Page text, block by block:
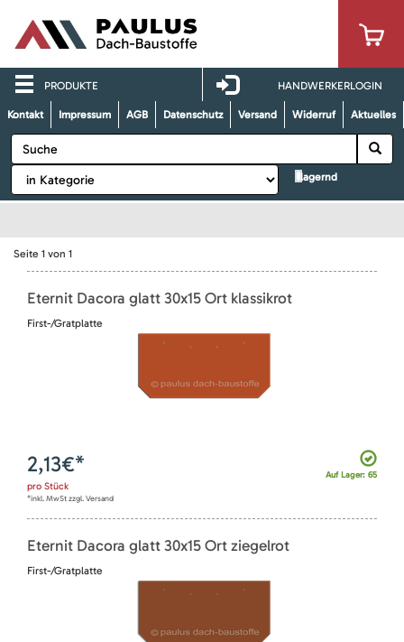
PRODUKTE HANDWERKERLOGIN
Kontakt Impressum AGB Datenschutz Versand Widerruf Aktuelles
lagernd
Seite 1 von 1
Eternit Dacora glatt 30x15 Ort klassikrot
First-/Gratplatte
Auf Lager: 65
2,13€*
pro Stück
*inkl. MwSt zzgl. Versand
Eternit Dacora glatt 30x15 Ort ziegelrot
First-/Gratplatte